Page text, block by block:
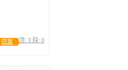
顶: 3 踩: 0
回复